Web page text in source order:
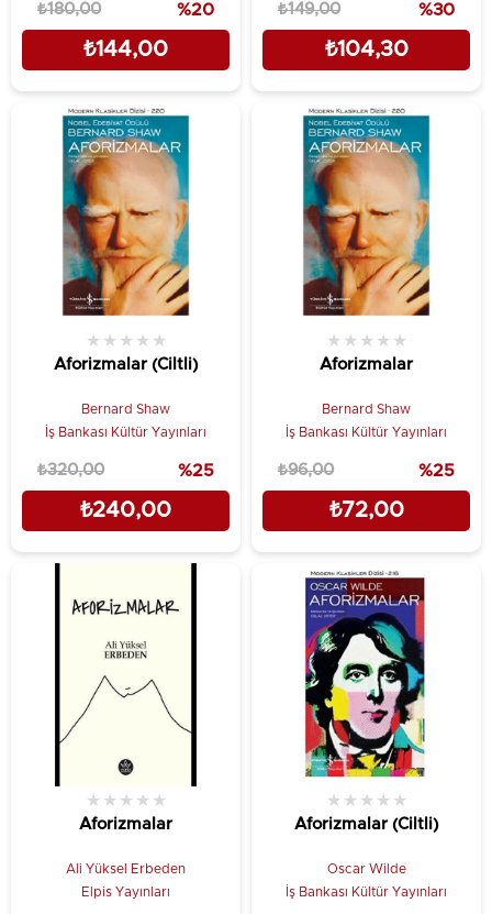
₺144,00
₺180,00 %20
₺104,30
₺149,00 %30
Aforizmalar (Ciltli)
★ ★ ★ ★ ★
Bernard Shaw
İş Bankası Kültür Yayınları
₺240,00
₺320,00 %25
Aforizmalar
★ ★ ★ ★ ★
Bernard Shaw
İş Bankası Kültür Yayınları
₺72,00
₺96,00 %25
Aforizmalar
★ ★ ★ ★ ★
Ali Yüksel Erbeden
Elpis Yayınları
Aforizmalar (Ciltli)
★ ★ ★ ★ ★
Oscar Wilde
İş Bankası Kültür Yayınları